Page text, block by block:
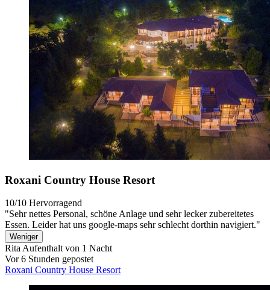
Roxani Country House Resort
10/10 Hervorragend
"Sehr nettes Personal, schöne Anlage und sehr lecker zubereitetes
Essen. Leider hat uns google-maps sehr schlecht dorthin navigiert."
Weniger
Rita Aufenthalt von 1 Nacht
Vor 6 Stunden gepostet
Roxani Country House Resort